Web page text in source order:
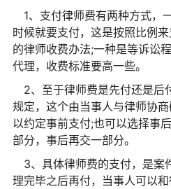
1、支付律师费有两种方式，
时候就要支付，这是按照比例
的律师收费办法;一种是等诉讼
代理，收费标准要高一些。
2、至于律师费是先付还是后
规定，这个由当事人与律师协
以约定事前支付;也可以选择事
部分，事后再交一部分。
3、具体律师费的支付，是案
理完毕之后再付，当事人可以